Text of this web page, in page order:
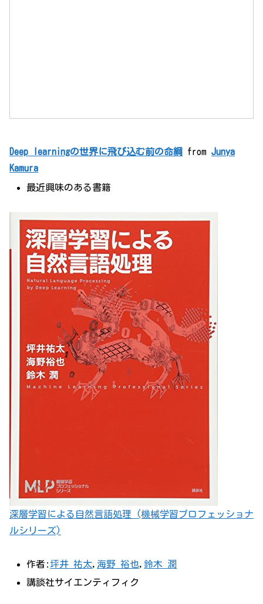
Deep learningの世界に飛び込む前の命綱 from Junya
Kamura
最近興味のある書籍
深層学習による自然言語処理 (機械学習プロフェッショナ
ルシリーズ)
作者: 坪井 祐太, 海野 裕也,鈴木 潤
講談社サイエンティフィク